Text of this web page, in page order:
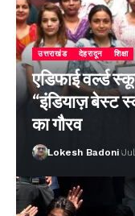
उत्तराखंड देहरादून शिक्षा
एडिफाई वर्ल्ड
“इंडियाज़ बेस्ट
का गौरव
Lokesh Badoni